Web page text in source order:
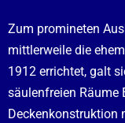
Zum promineten
mittlerweile die
1912 errichtet, galt
säulenfreien Räume
Deckenkonstruktion